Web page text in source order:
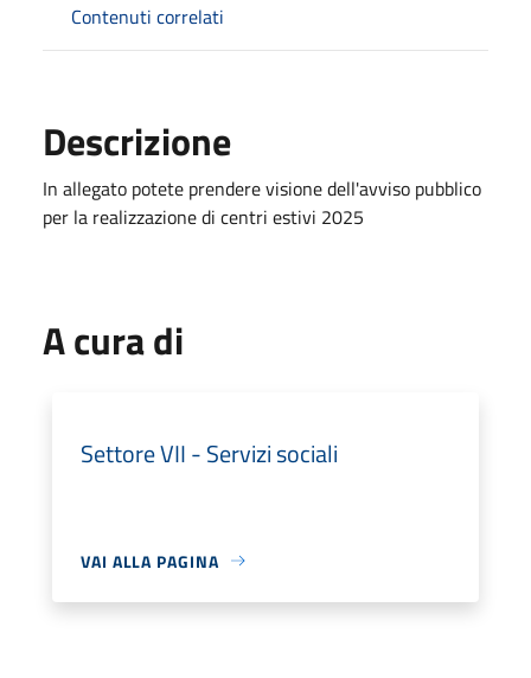
Contenuti correlati
Descrizione
In allegato potete prendere visione dell'avviso pubblico
per la realizzazione di centri estivi 2025
A cura di
Settore VII - Servizi sociali
VAI ALLA PAGINA